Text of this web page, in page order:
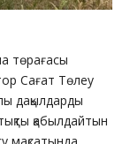
төрағасы
Сағат Төлеу
дақылдарды
қабылдайтын